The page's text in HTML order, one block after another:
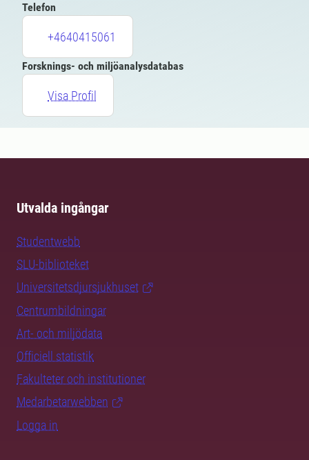
Telefon
+4640415061
Forsknings- och miljöanalysdatabas
Visa Profil
Utvalda ingångar
Studentwebb
SLU-biblioteket
Universitetsdjursjukhuset
Centrumbildningar
Art- och miljödata
Officiell statistik
Fakulteter och institutioner
Medarbetarwebben
Logga in